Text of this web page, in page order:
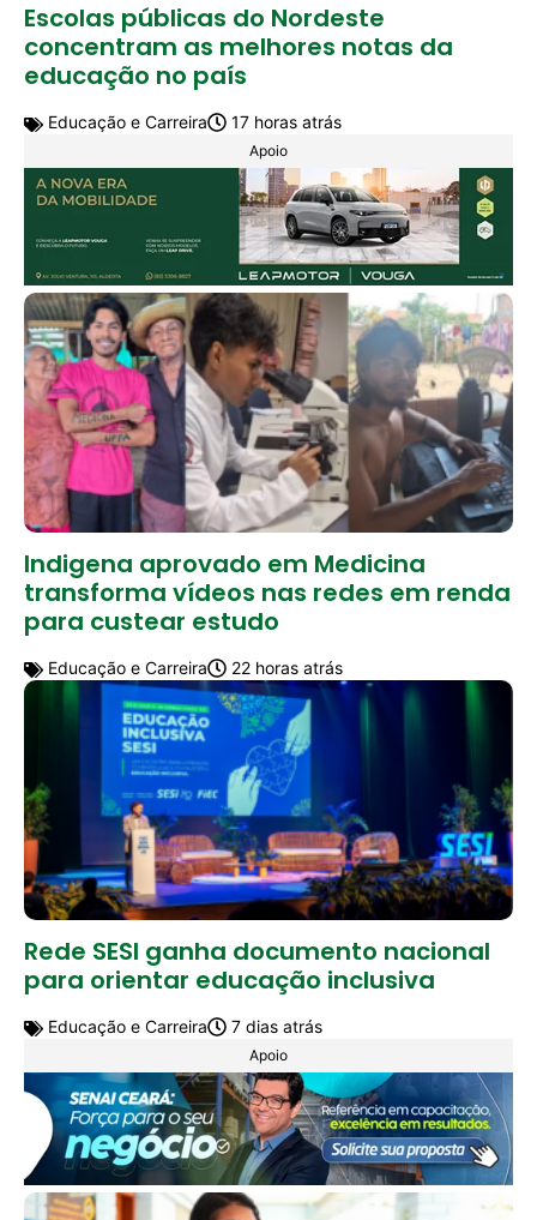
Escolas públicas do Nordeste
concentram as melhores notas da
educação no país
Educação e Carreira 17 horas atrás
Apoio
Indigena aprovado em Medicina
transforma vídeos nas redes em renda
para custear estudo
Educação e Carreira 22 horas atrás
Rede SESI ganha documento nacional
para orientar educação inclusiva
Educação e Carreira 7 dias atrás
Apoio